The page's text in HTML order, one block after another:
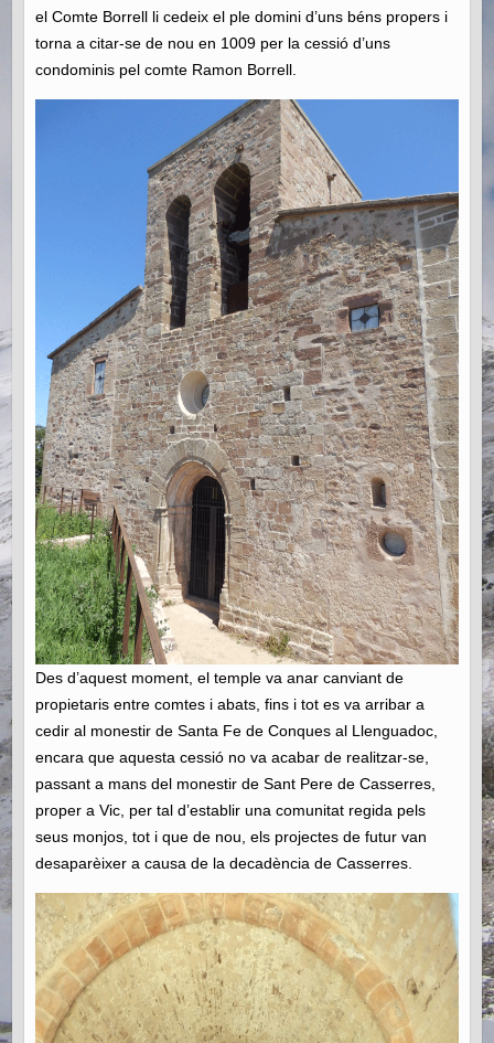
el Comte Borrell li cedeix el ple domini d’uns béns propers i
torna a citar-se de nou en 1009 per la cessió d’uns
condominis pel comte Ramon Borrell.
Des d’aquest moment, el temple va anar canviant de
propietaris entre comtes i abats, fins i tot es va arribar a
cedir al monestir de Santa Fe de Conques al Llenguadoc,
encara que aquesta cessió no va acabar de realitzar-se,
passant a mans del monestir de Sant Pere de Casserres,
proper a Vic, per tal d’establir una comunitat regida pels
seus monjos, tot i que de nou, els projectes de futur van
desaparèixer a causa de la decadència de Casserres.